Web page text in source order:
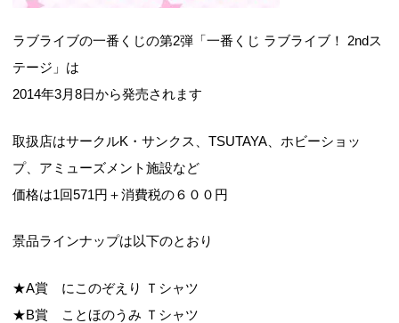
ラブライブの一番くじの第2弾「一番くじ ラブライブ！ 2ndス
テージ」は
2014年3月8日から発売されます
取扱店はサークルK・サンクス、TSUTAYA、ホビーショッ
プ、アミューズメント施設など
価格は1回571円＋消費税の６００円
景品ラインナップは以下のとおり
★A賞 にこのぞえり Ｔシャツ
★B賞 ことほのうみ Ｔシャツ